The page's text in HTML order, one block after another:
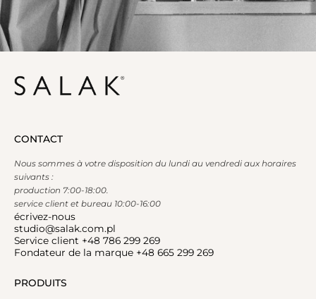
PRODUITS
CONTACT
Nous sommes à votre disposition du lundi au vendredi aux horaires
suivants :
production 7:00-18:00.
service client et bureau 10:00-16:00
écrivez-nous
studio@salak.com.pl
Service client +48 786 299 269
Fondateur de la marque +48 665 299 269